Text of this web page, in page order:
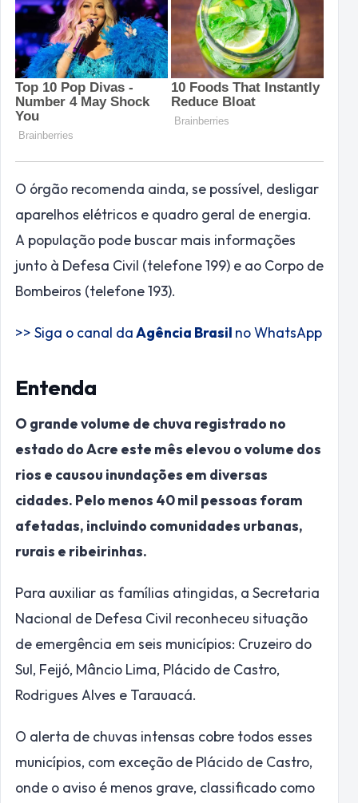
O órgão recomenda ainda, se possível, desligar
aparelhos elétricos e quadro geral de energia.
A população pode buscar mais informações
junto à Defesa Civil (telefone 199) e ao Corpo de
Bombeiros (telefone 193).
>> Siga o canal daAgência Brasil no WhatsApp
Entenda
O grande volume de chuva registrado no
estado do Acre este mês elevou o volume dos
rios e causou inundações em diversas
cidades. Pelo menos 40 mil pessoas foram
afetadas, incluindo comunidades urbanas,
rurais e ribeirinhas.
Para auxiliar as famílias atingidas, a Secretaria
Nacional de Defesa Civil reconheceu situação
de emergência em seis municípios: Cruzeiro do
Sul, Feijó, Mâncio Lima, Plácido de Castro,
Rodrigues Alves e Tarauacá.
O alerta de chuvas intensas cobre todos esses
municípios, com exceção de Plácido de Castro,
onde o aviso é menos grave, classificado como